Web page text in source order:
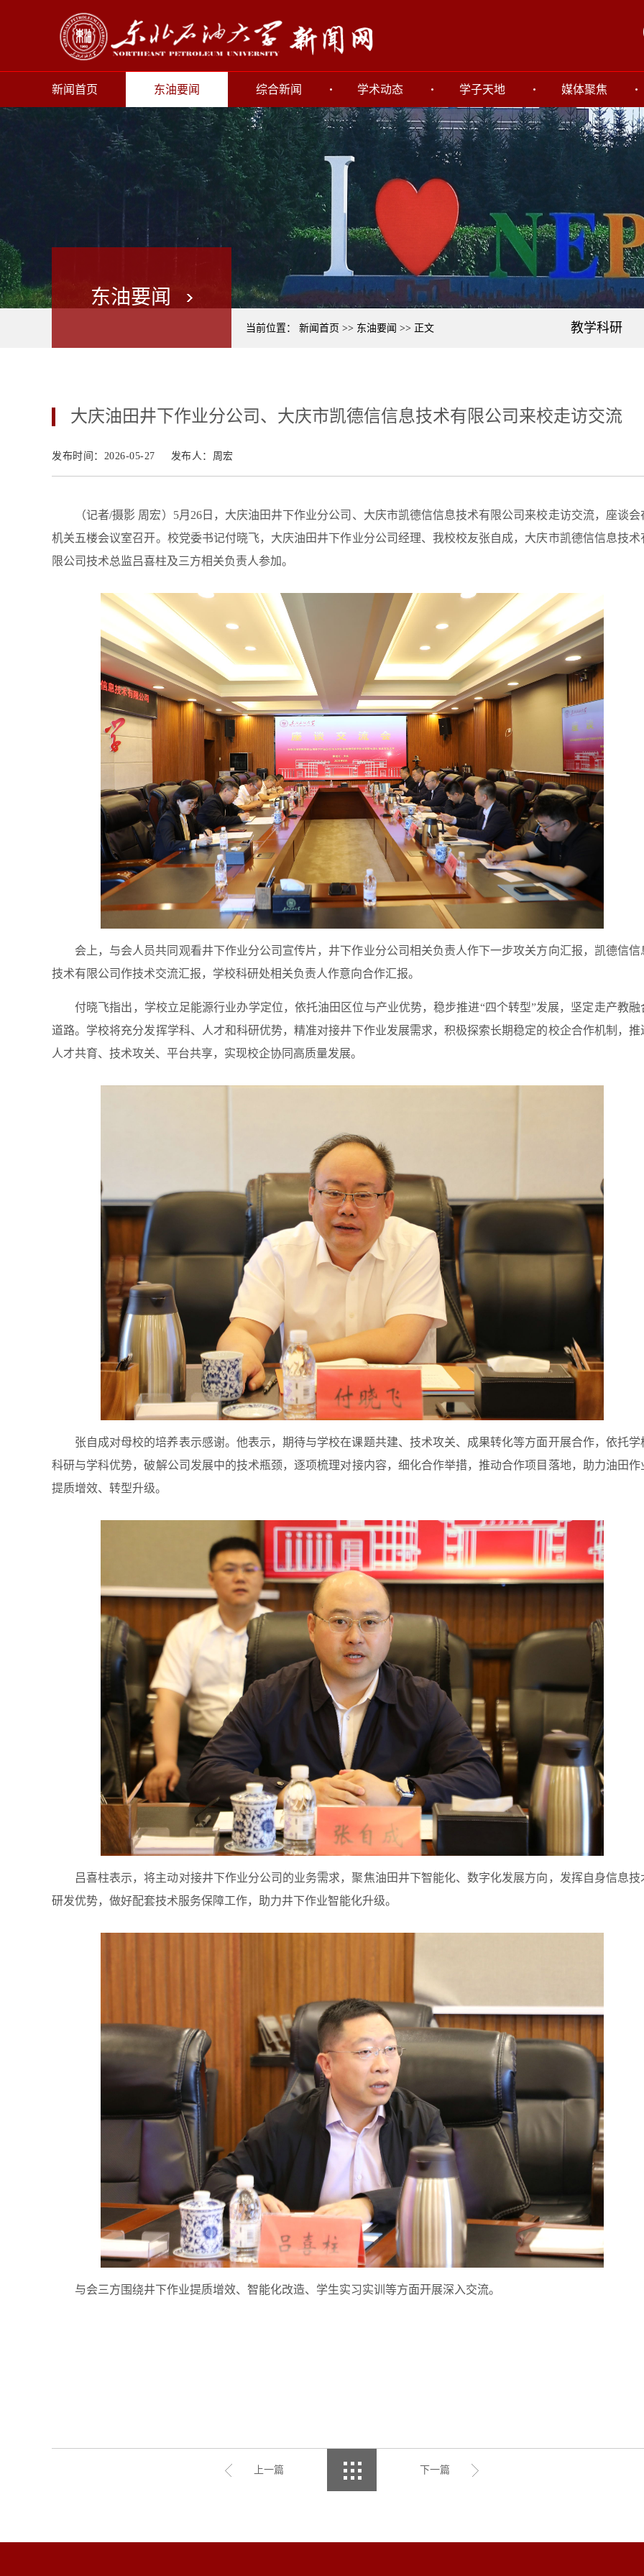
新闻首页 东油要闻 综合新闻 学术动态 学子天地 媒体聚焦
东油要闻
当前位置： 新闻首页 >> 东油要闻 >> 正文 教学科研
大庆油田井下作业分公司、大庆市凯德信信息技术有限公司来校走访交流
发布时间：2026-05-27 发布人：周宏
（记者/摄影 周宏）5月26日，大庆油田井下作业分公司、大庆市凯德信信息技术有限公司来校走访交流，座谈会
机关五楼会议室召开。校党委书记付晓飞，大庆油田井下作业分公司经理、我校校友张自成，大庆市凯德信信息技术
限公司技术总监吕喜柱及三方相关负责人参加。
会上，与会人员共同观看井下作业分公司宣传片，井下作业分公司相关负责人作下一步攻关方向汇报，凯德信信
技术有限公司作技术交流汇报，学校科研处相关负责人作意向合作汇报。
付晓飞指出，学校立足能源行业办学定位，依托油田区位与产业优势，稳步推进“四个转型”发展，坚定走产教融
道路。学校将充分发挥学科、人才和科研优势，精准对接井下作业发展需求，积极探索长期稳定的校企合作机制，推
人才共育、技术攻关、平台共享，实现校企协同高质量发展。
张自成对母校的培养表示感谢。他表示，期待与学校在课题共建、技术攻关、成果转化等方面开展合作，依托学
科研与学科优势，破解公司发展中的技术瓶颈，逐项梳理对接内容，细化合作举措，推动合作项目落地，助力油田作
提质增效、转型升级。
吕喜柱表示，将主动对接井下作业分公司的业务需求，聚焦油田井下智能化、数字化发展方向，发挥自身信息技
研发优势，做好配套技术服务保障工作，助力井下作业智能化升级。
与会三方围绕井下作业提质增效、智能化改造、学生实习实训等方面开展深入交流。
上一篇 下一篇